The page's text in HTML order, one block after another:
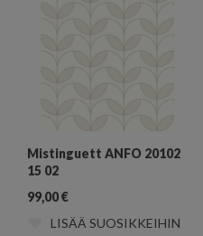
Mistinguett ANFO 20102
15 02
99,00€
LISÄÄ SUOSIKKEIHIN